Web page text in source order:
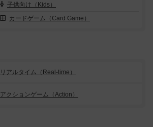
子供向け（Kids）
カードゲーム（Card Game）
リアルタイム（Real-time）
アクションゲーム（Action）